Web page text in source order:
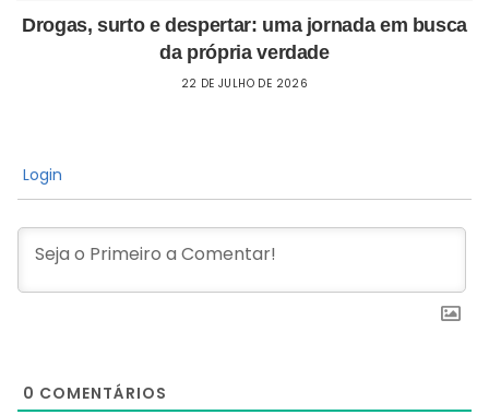
Drogas, surto e despertar: uma jornada em busca
da própria verdade
22 DE JULHO DE 2026
Login
0 COMENTÁRIOS